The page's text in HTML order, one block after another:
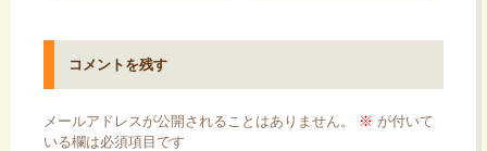
ビ
ゲ
シ
コメントを残す
メールアドレスが公開されることはありません。 ※ が付いて
いる欄は必須項目です